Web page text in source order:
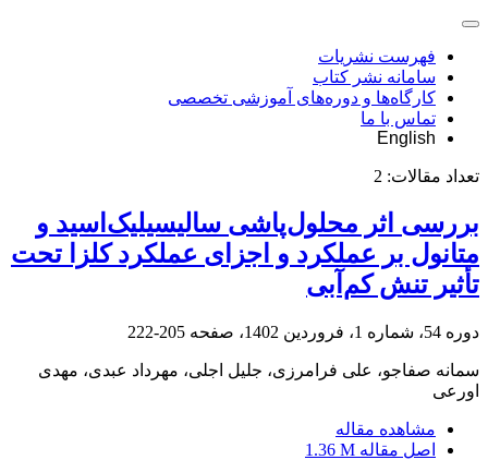
فهرست نشریات
سامانه نشر کتاب
کارگاه‌ها و دوره‌های آموزشی تخصصی
تماس با ما
English
تعداد مقالات: 2
بررسی اثر محلول‌پاشی سالیسیلیک‌اسید و
متانول بر عملکرد و اجزای عملکرد کلزا تحت
تأثیر تنش کم‌آبی
دوره 54، شماره 1، فروردین 1402، صفحه 205-222
سمانه صفاجو، علی فرامرزی، جلیل اجلی، مهرداد عبدی، مهدی
اورعی
مشاهده مقاله
اصل مقاله 1.36 M